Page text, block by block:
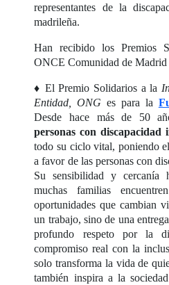
representantes de la
madrileña.
Han recibido los Premios
ONCE Comunidad de Madrid
♦ El Premio Solidarios a la
Entidad, ONG es para la
Desde hace más de 50
personas con discapacidad
todo su ciclo vital, poniendo
a favor de las personas con
Su sensibilidad y cercanía
muchas familias
oportunidades que cambian
un trabajo, sino de una
profundo respeto por la
compromiso real con la
solo transforma la vida de
también inspira a la